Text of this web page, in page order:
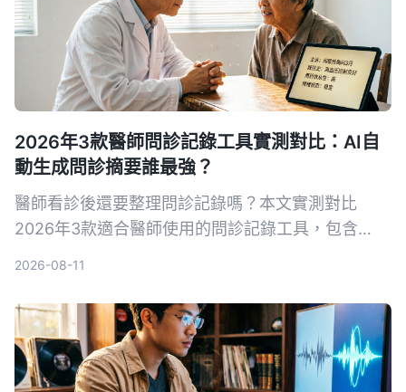
2026年3款醫師問診記錄工具實測對比：AI自
動生成問診摘要誰最強？
醫師看診後還要整理問診記錄嗎？本文實測對比
2026年3款適合醫師使用的問診記錄工具，包含
合適的問診記錄幫手。
2026-08-11